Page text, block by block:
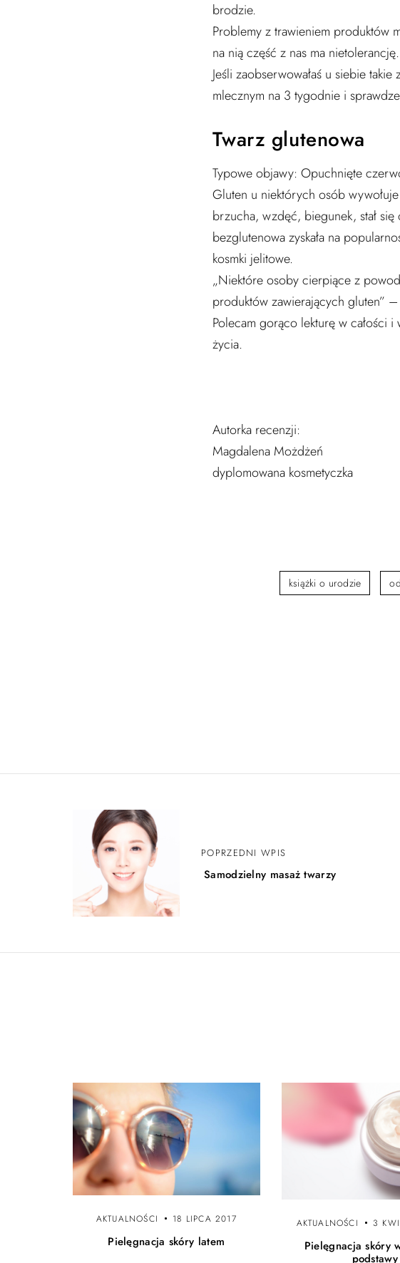
brodzie.
Problemy z trawieniem produktów
na nią część z nas ma nietolerancję.
Jeśli zaobserwowałaś u siebie
mlecznym na 3 tygodnie i
Twarz glutenowa
Typowe objawy: Opuchnięte
Gluten u niektórych osób
brzucha, wzdęć, biegunek, stał
bezglutenowa zyskała na
kosmki jelitowe.
„Niektóre osoby cierpiące z
produktów zawierających gluten”
Polecam gorąco lekturę w
życia.
Autorka recenzji:
Magdalena Możdżeń
dyplomowana kosmetyczka
książki o urodzie
b
p
s
POPRZEDNI WPIS
Samodzielny masaż twarzy
AKTUALNOŚCI 18 LIPCA 2017
Pielęgnacja skóry latem
AKTUALNOŚCI 3
Pielęgnacja skóry
podstawy